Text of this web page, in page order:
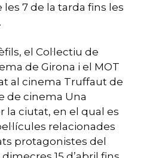
les 7 de la tarda fins les
el Col·lectiu de
de Girona i el MOT
al cinema Truffaut de
de cinema Una
la ciutat, en el qual es
relacionades
protagonistes del